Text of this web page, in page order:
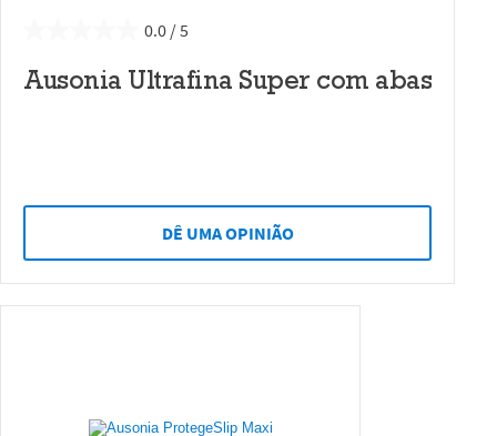
0.0
Ausonia Ultrafina Super com abas
DÊ UMA OPINIÃO